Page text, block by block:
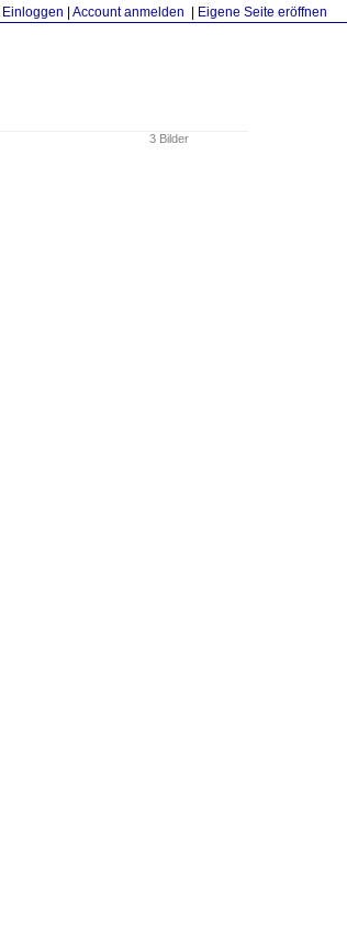
Einloggen Account anmelden Eigene Seite eröffnen
3 Bilder